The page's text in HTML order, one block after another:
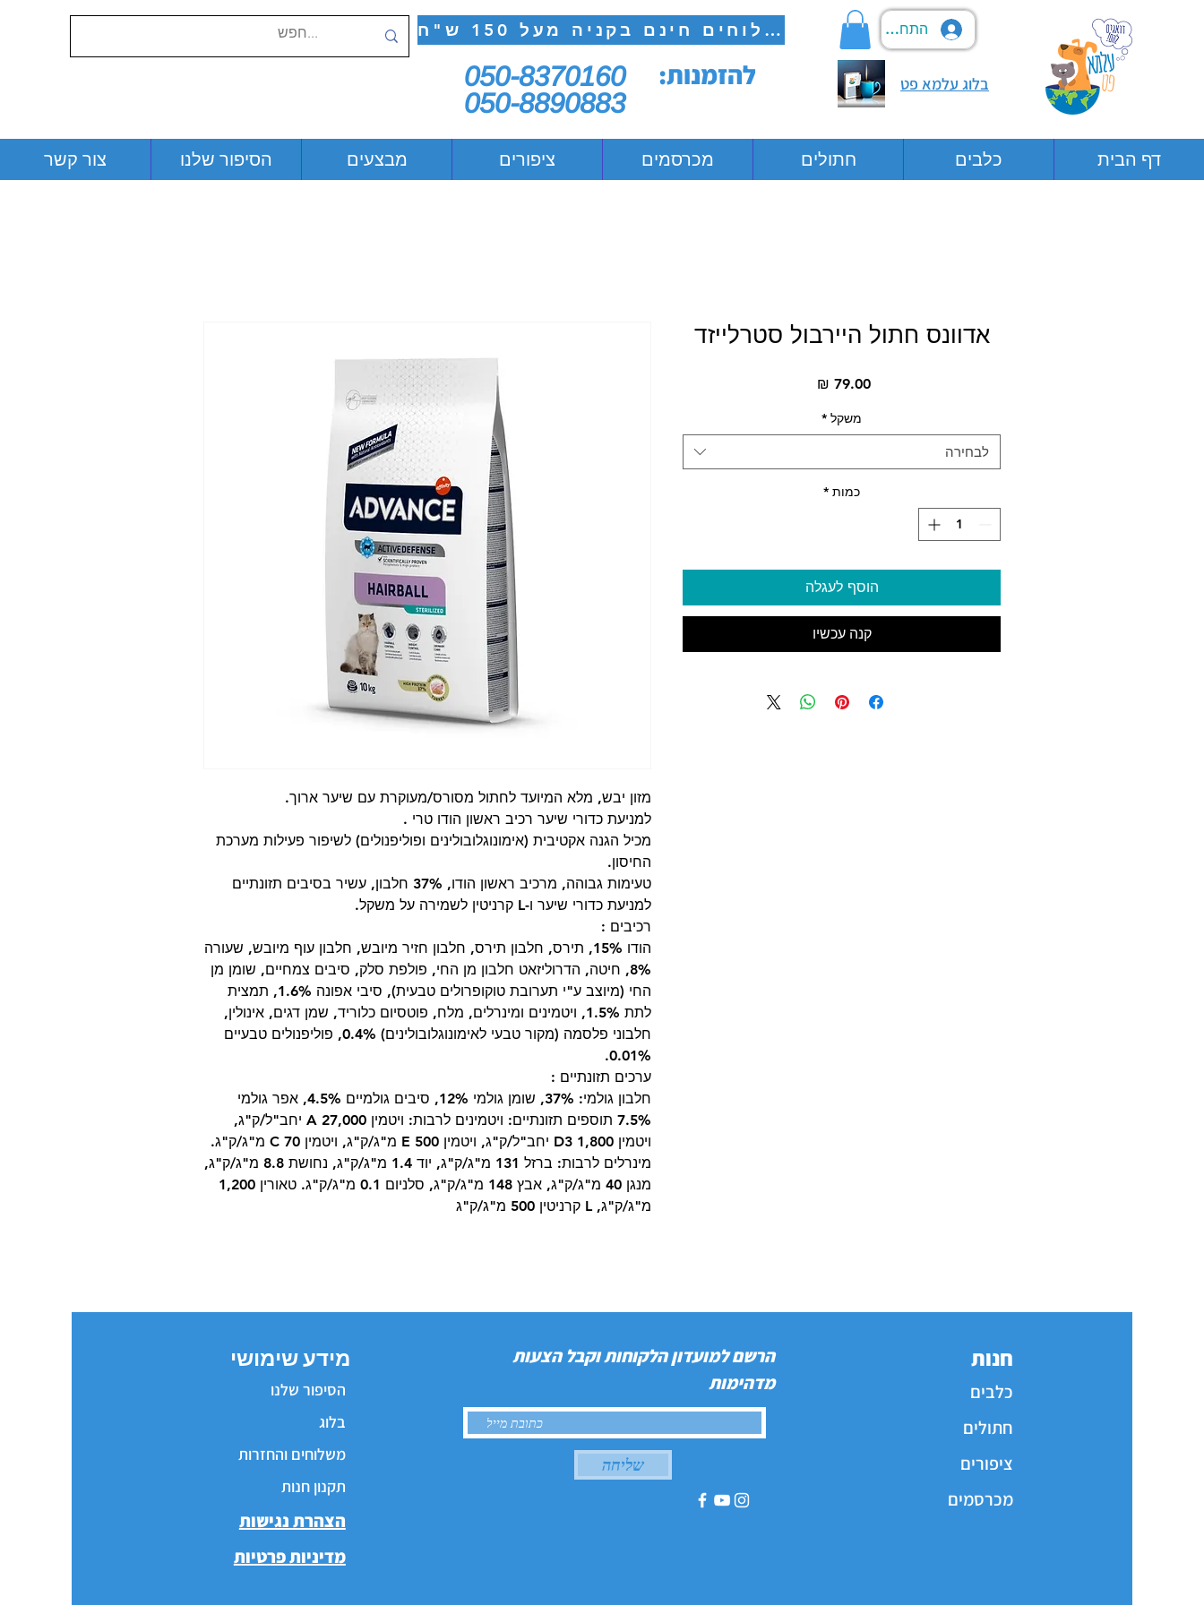
משלוחים חינם בקניה מעל 150 ש"ח
050-8370160
050-8890883
להזמנות:
התחבר
בלוג עלמא פט
צור קשר הסיפור שלנו מבצעים ציפורים מכרסמים חתולים כלבים דף הבית
מזון יבש, מלא המיועד לחתול מסורס/מעוקרת עם שיער ארוך.
למניעת כדורי שיער רכיב ראשון הודו טרי .
מכיל הגנה אקטיבית (אימונוגלובולינים ופוליפנולים) לשיפור פעילות מערכת
החיסון.
טעימות גבוהה, מרכיב ראשון הודו, 37% חלבון, עשיר בסיבים תזונתיים
למניעת כדורי שיער ו-L קרניטין לשמירה על משקל.
רכיבים :
הודו 15%, תירס, חלבון תירס, חלבון חזיר מיובש, חלבון עוף מיובש, שעורה
8%, חיטה, הדרוליזאט חלבון מן החי, פולפת סלק, סיבים צמחיים, שומן מן
החי (מיוצב ע"י תערובת טוקופרולים טבעית), סיבי אפונה 1.6%, תמצית
לתת 1.5%, ויטמינים ומינרלים, מלח, פוטסיום כלוריד, שמן דגים, אינולין,
חלבוני פלסמה (מקור טבעי לאימונוגלובולינים) 0.4%, פוליפנולים טבעיים
0.01%.
ערכים תזונתיים :
חלבון גולמי: 37%, שומן גולמי 12%, סיבים גולמיים 4.5%, אפר גולמי
7.5% תוספים תזונתיים: ויטמינים לרבות: ויטמין A 27,000 יחב"ל/ק"ג,
ויטמין D3 1,800 יחב"ל/ק"ג, ויטמין E 500 מ"ג/ק"ג, ויטמין C 70 מ"ג/ק"ג.
מינרלים לרבות: ברזל 131 מ"ג/ק"ג, יוד 1.4 מ"ג/ק"ג, נחושת 8.8 מ"ג/ק"ג,
מנגן 40 מ"ג/ק"ג, אבץ 148 מ"ג/ק"ג, סלניום 0.1 מ"ג/ק"ג. טאורין 1,200
מ"ג/ק"ג, L קרניטין 500 מ"ג/ק"ג
אדוונס חתול היירבול סטרלייזד
משקל *
לבחירה
כמות *
הוסף לעגלה
קנה עכשיו
מידע שימושי
הסיפור שלנו
בלוג
משלוחים והחזרות
תקנון חנות
הצהרת נגישות
מדיניות פרטיות
הרשם למועדון הלקוחות וקבל הצעות
מדהימות
שליחה
חנות
כלבים
חתולים
ציפורים
מכרסמים